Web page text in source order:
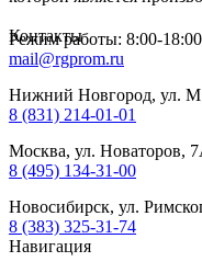
Контакты
Режим работы: 8:00-18:00
mail@rgprom.ru
Нижний Новгород, ул. М.
8 (831) 214-01-01
Москва, ул. Новаторов,
8 (495) 134-31-00
Новосибирск, ул.
8 (383) 325-31-74
Навигация